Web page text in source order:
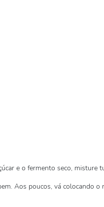
e o fermento seco, misture
Aos poucos, vá colocando o